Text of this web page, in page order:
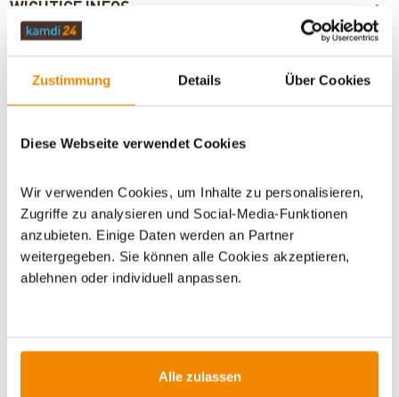
Zustimmung Details Über Cookies
Diese Webseite verwendet Cookies
Wir verwenden Cookies, um Inhalte zu personalisieren,
Zugriffe zu analysieren und Social-Media-Funktionen
anzubieten. Einige Daten werden an Partner
weitergegeben. Sie können alle Cookies akzeptieren,
ablehnen oder individuell anpassen.
Alle zulassen
WICHTIGE INFOS
Artikeldatenblatt drucken Frage zum Artikel
Dieses Produkt finden Sie unter: Grillzubehör